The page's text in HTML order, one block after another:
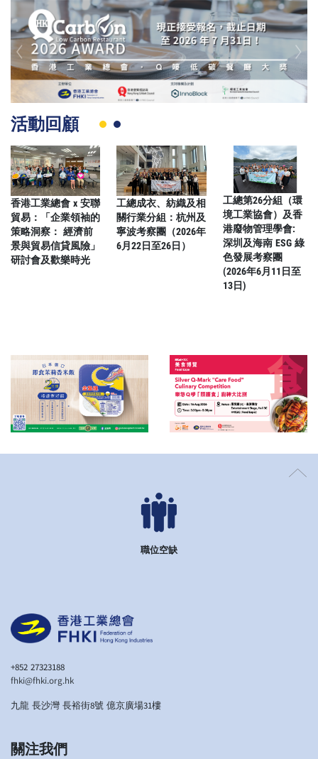
Previous Next
活動回顧
香港工業總會 x 安聯
貿易：「企業領袖的
策略洞察： 經濟前
景與貿易信貸風險」
研討會及歡樂時光
工總成衣、紡織及相
關行業分組：杭州及
寧波考察團（2026年
6月22日至26日）
工總第26分組（環
境工業協會）及香
港廢物管理學會:
深圳及海南 ESG 綠
色發展考察團
(2026年6月11日至
13日)
+852 27323188
fhki@fhki.org.hk
九龍 長沙灣 長裕街8號 億京廣場31樓
關注我們
職位空缺